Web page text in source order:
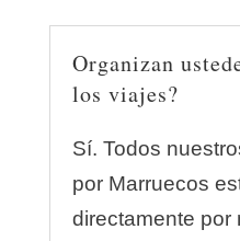
Organizan
los viajes?
Sí. Todos
por Marruecos
directamente por